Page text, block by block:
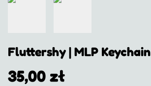
Fluttershy | MLP Keychain
35,00 zł